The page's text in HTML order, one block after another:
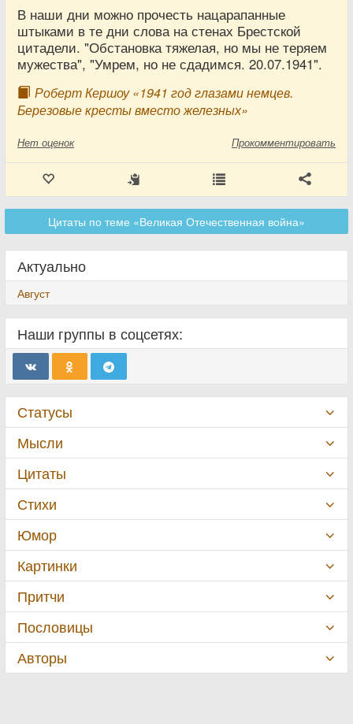
В наши дни можно прочесть нацарапанные
штыками в те дни слова на стенах Брестской
цитадели. "Обстановка тяжелая, но мы не теряем
мужества", "Умрем, но не сдадимся. 20.07.1941".
Роберт Кершоу «1941 год глазами немцев.
Березовые кресты вместо железных»
Нет оценок Прокомментировать
Цитаты по теме «Великая Отечественная война»
Актуально
Август
Наши группы в соцсетях:
Статусы
Мысли
Цитаты
Стихи
Юмор
Картинки
Притчи
Пословицы
Авторы